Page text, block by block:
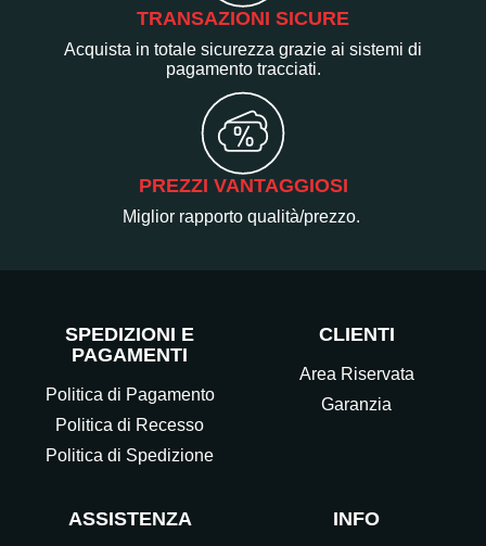
TRANSAZIONI SICURE
Acquista in totale sicurezza grazie ai sistemi di
pagamento tracciati.
PREZZI VANTAGGIOSI
Miglior rapporto qualità/prezzo.
SPEDIZIONI E
PAGAMENTI
Politica di Pagamento
Politica di Recesso
Politica di Spedizione
CLIENTI
Area Riservata
Garanzia
ASSISTENZA INFO